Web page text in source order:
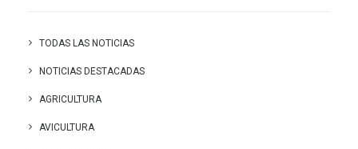
TODAS LAS NOTICIAS
NOTICIAS DESTACADAS
AGRICULTURA
AVICULTURA